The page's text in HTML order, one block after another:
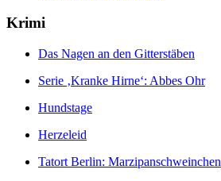
Krimi
Das Nagen an den Gitterstäben
Serie ‚Kranke Hirne‘: Abbes Ohr
Hundstage
Herzeleid
Tatort Berlin: Marzipanschweinchen